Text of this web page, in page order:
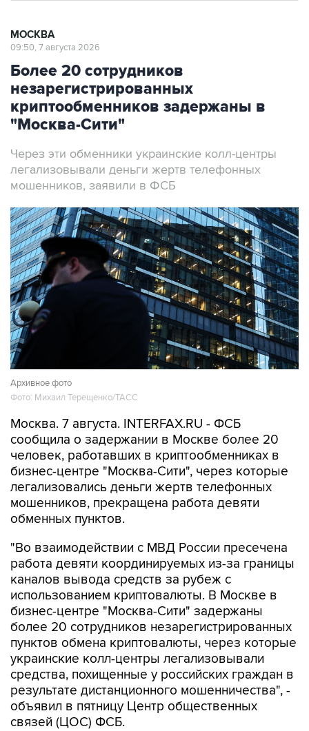
МОСКВА
09:50, 7 августа 2026
Более 20 сотрудников
незарегистрированных
криптообменников задержаны в
"Москва-Сити"
Через эти обменники украинские колл-центры
легализовывали деньги жертв телефонных
мошенников, заявили в ФСБ
Архивное фото
Фото: Михаил Терещенко/ТАСС
Москва. 7 августа. INTERFAX.RU - ФСБ
сообщила о задержании в Москве более 20
человек, работавших в криптообменниках в
бизнес-центре "Москва-Сити", через которые
легализовались деньги жертв телефонных
мошенников, прекращена работа девяти
обменных пунктов.
"Во взаимодействии с МВД России пресечена
работа девяти координируемых из-за границы
каналов вывода средств за рубеж с
использованием криптовалюты. В Москве в
бизнес-центре "Москва-Сити" задержаны
более 20 сотрудников незарегистрированных
пунктов обмена криптовалюты, через которые
украинские колл-центры легализовывали
средства, похищенные у российских граждан в
результате дистанционного мошенничества", -
объявил в пятницу Центр общественных
связей (ЦОС) ФСБ.